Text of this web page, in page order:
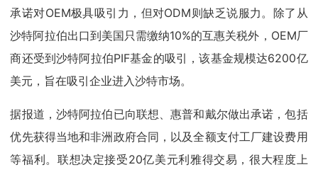
承诺对OEM极具吸引力，但对ODM则缺乏说服力。除了从
沙特阿拉伯出口到美国只需缴纳10%的互惠关税外，OEM厂
商还受到沙特阿拉伯PIF基金的吸引，该基金规模达6200亿
美元，旨在吸引企业进入沙特市场。
据报道，沙特阿拉伯已向联想、惠普和戴尔做出承诺，包括
优先获得当地和非洲政府合同，以及全额支付工厂建设费用
等福利。联想决定接受20亿美元利雅得交易，很大程度上